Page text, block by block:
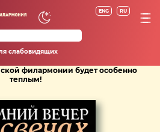
ENG RU
слабовидящих
филармонии будет особенно
теплым!